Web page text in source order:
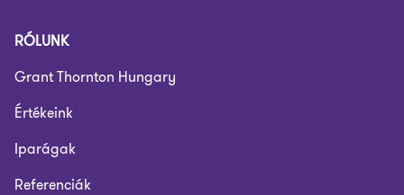
RÓLUNK
Grant Thornton Hungary
Értékeink
Iparágak
Referenciák